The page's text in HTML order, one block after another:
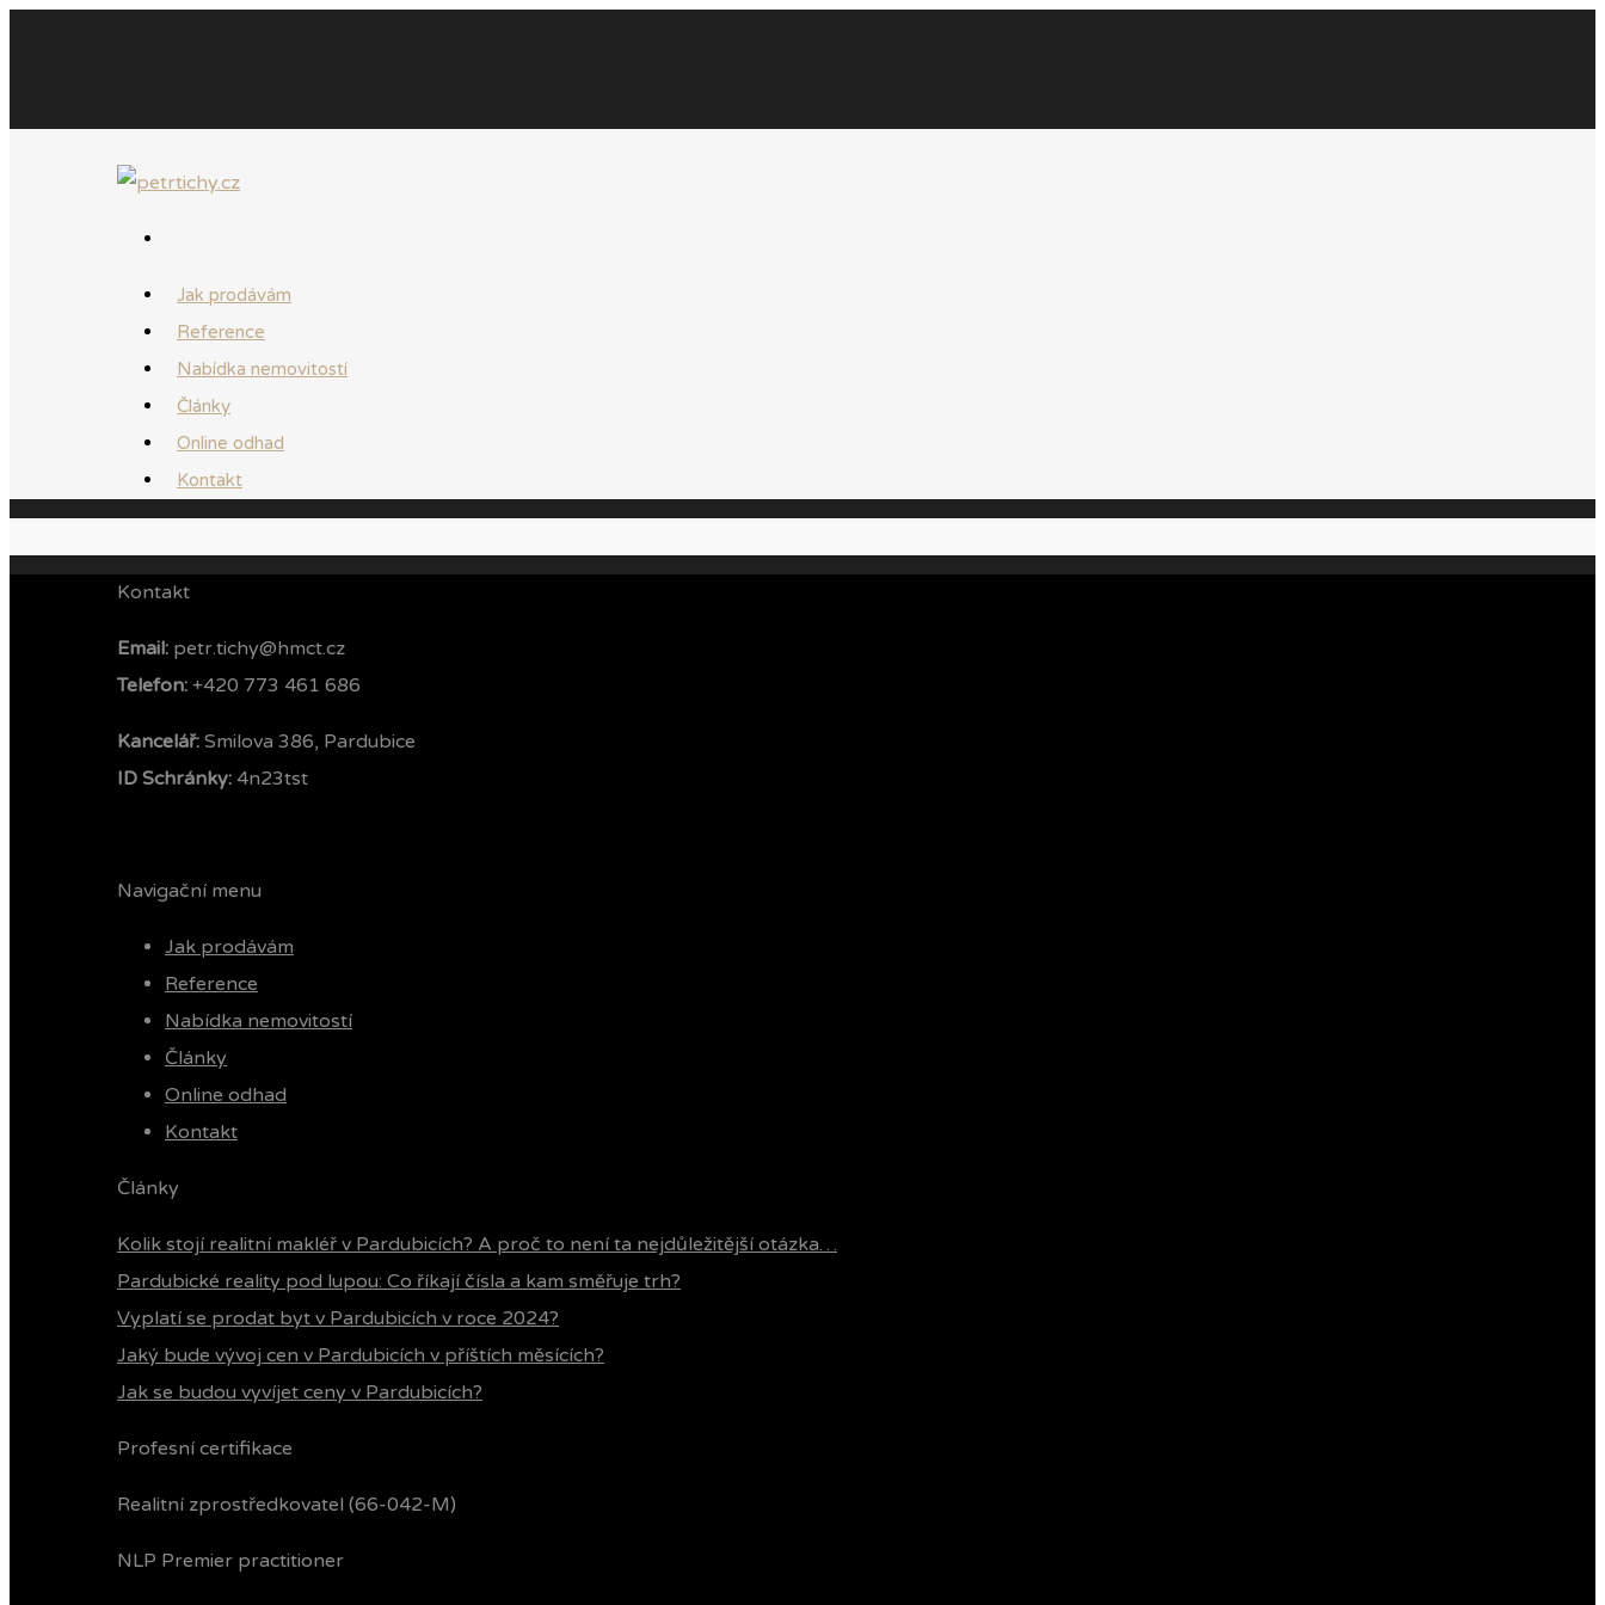
Jak prodávám
Reference
Nabídka nemovitostí
Články
Online odhad
Kontakt
Kontakt
Email: petr.tichy@hmct.cz
Telefon: ‭ +420 773 461 686‬
Kancelář: Smilova 386, Pardubice
ID Schránky: 4n23tst
Navigační menu
Jak prodávám
Reference
Nabídka nemovitostí
Články
Online odhad
Kontakt
Články
Kolik stojí realitní makléř v Pardubicích? A proč to není ta nejdůležitější otázka…
Pardubické reality pod lupou: Co říkají čísla a kam směřuje trh?
Vyplatí se prodat byt v Pardubicích v roce 2024?
Jaký bude vývoj cen v Pardubicích v příštích měsících?
Jak se budou vyvíjet ceny v Pardubicích?
Profesní certifikace
Realitní zprostředkovatel (66-042-M)
NLP Premier practitioner